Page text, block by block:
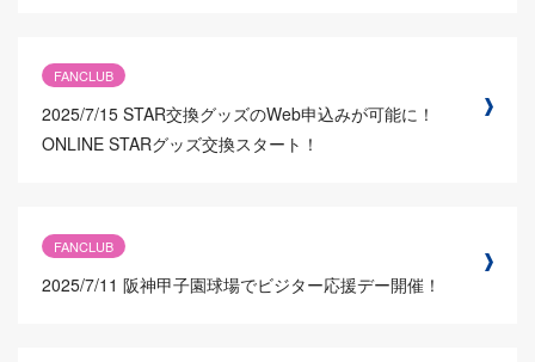
FANCLUB
2025/7/15 STAR交換グッズのWeb申込みが可能に！
ONLINE STARグッズ交換スタート！
FANCLUB
2025/7/11 阪神甲子園球場でビジター応援デー開催！